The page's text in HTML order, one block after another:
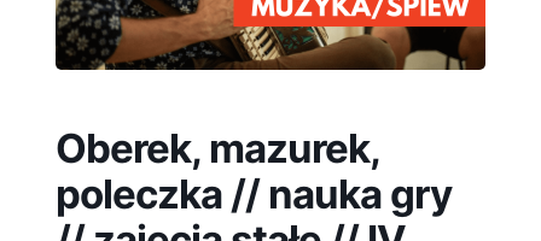
Oberek, mazurek,
poleczka // nauka gry